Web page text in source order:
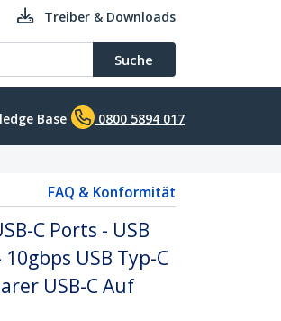
Treiber & Downloads
Suche
Base 0800 5894 017
FAQ & Konformität
C Ports - USB
USB Typ-C
USB-C Auf